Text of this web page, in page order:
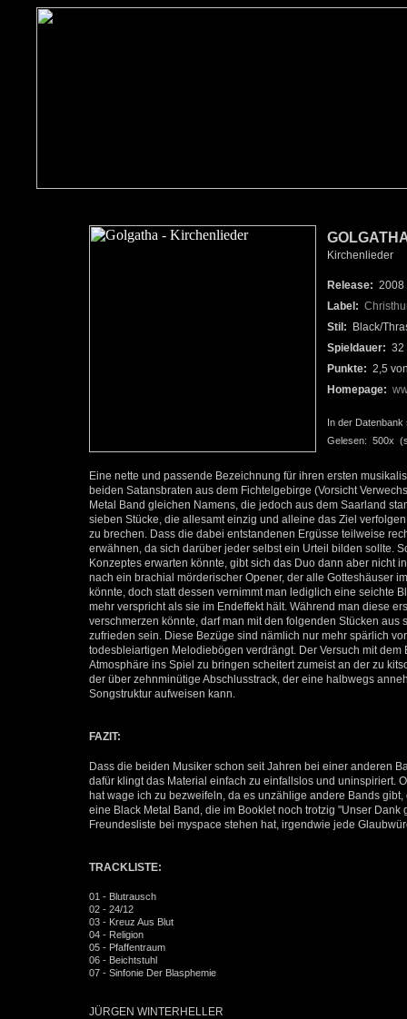
Kirchenlieder
Release: 2008
Label:
Stil: Black/
Spieldauer: 32
Punkte: 2,5
Homepage:
In der Datenbank
Gelesen: 500x
Eine nette und passende Bezeichnung für ihren ersten
beiden Satansbraten aus dem Fichtelgebirge (Vorsicht
Metal Band gleichen Namens, die jedoch aus dem Saarland
sieben Stücke, die allesamt einzig und alleine das Ziel
zu brechen. Dass die dabei entstandenen Ergüsse teilweise
erwähnen, da sich darüber jeder selbst ein Urteil bilden sollte.
Konzeptes erwarten könnte, gibt sich das Duo dann aber nicht
nach ein brachial mörderischer Opener, der alle Gotteshäuser
könnte, doch statt dessen vernimmt man lediglich eine seichte
mehr verspricht als sie im Endeffekt hält. Während man diese
verschmerzen könnte, darf man mit den folgenden Stücken
zufrieden sein. Diese Bezüge sind nämlich nur mehr spärlich
todesbleiartigen Melodiebögen verdrängt. Der Versuch mit
Atmosphäre ins Spiel zu bringen scheitert zumeist an der zu
der über zehnminütige Abschlusstrack, der eine halbwegs
Songstruktur aufweisen kann.
FAZIT:
Dass die beiden Musiker schon seit Jahren bei einer anderen
dafür klingt das Material einfach zu einfallslos und uninspiriert.
hat wage ich zu bezweifeln, da es unzählige andere Bands
eine Black Metal Band, die im Booklet noch trotzig "Unser
Freundesliste bei myspace stehen hat, irgendwie jede
TRACKLISTE:
01 - Blutrausch
02 - 24/12
03 - Kreuz Aus Blut
04 - Religion
05 - Pfaffentraum
06 - Beichtstuhl
07 - Sinfonie Der Blasphemie
JÜRGEN WINTERHELLER